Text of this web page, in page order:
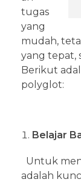
tugas
yang
mudah,
yang tepat,
Berikut
polyglot:
Belajar
Untuk
adalah